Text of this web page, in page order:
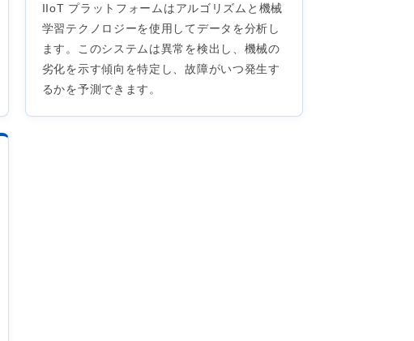
IIoT プラットフォームはアルゴリズムと機械
学習テクノロジーを使用してデータを分析し
ます。このシステムは異常を検出し、機械の
劣化を示す傾向を特定し、故障がいつ発生す
るかを予測できます。